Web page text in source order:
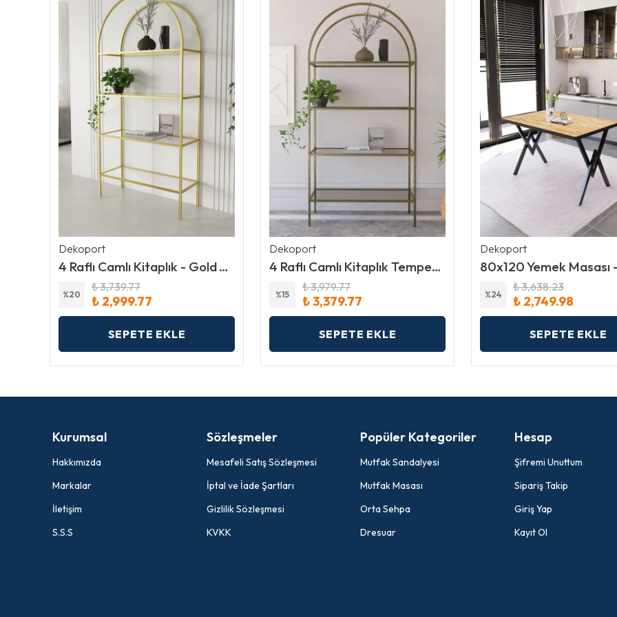
Dekoport
4 Raflı Camlı Kitaplık - Gold Ayak - Temperli Şeffaf Cam
%20
₺ 3,739.77
₺ 2,999.77
SEPETE EKLE
Dekoport
4 Raflı Camlı Kitaplık Temperli Bronz Cam
%15
₺ 3,979.77
₺ 3,379.77
SEPETE EKLE
Dekoport
%24
₺ 3,638.23
₺ 2,749.98
SEPETE EKLE
Kurumsal
Hakkımızda
Markalar
İletişim
S.S.S
Sözleşmeler
Mesafeli Satış Sözleşmesi
İptal ve İade Şartları
Gizlilik Sözleşmesi
KVKK
Popüler Kategoriler
Mutfak Sandalyesi
Mutfak Masası
Orta Sehpa
Dresuar
Hesap
Şifremi Unuttum
Sipariş Takip
Giriş Yap
Kayıt Ol